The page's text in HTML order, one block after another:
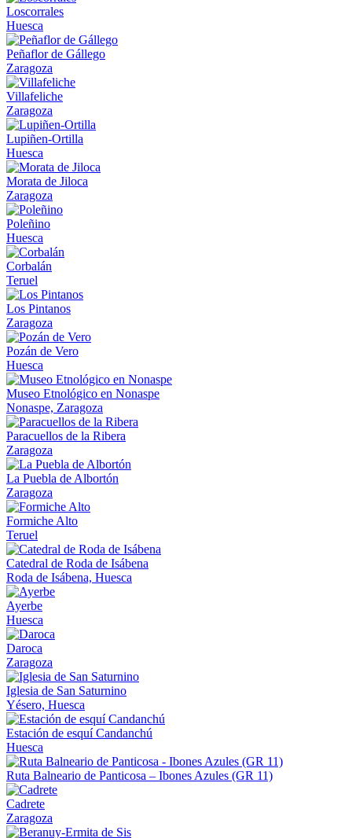
Loscorrales
Huesca
Peñaflor de Gállego
Zaragoza
Villafeliche
Zaragoza
Lupiñen-Ortilla
Huesca
Morata de Jiloca
Zaragoza
Poleñino
Huesca
Corbalán
Teruel
Los Pintanos
Zaragoza
Pozán de Vero
Huesca
Museo Etnológico en Nonaspe
Nonaspe, Zaragoza
Paracuellos de la Ribera
Zaragoza
La Puebla de Albortón
Zaragoza
Formiche Alto
Teruel
Catedral de Roda de Isábena
Roda de Isábena, Huesca
Ayerbe
Huesca
Daroca
Zaragoza
Iglesia de San Saturnino
Yésero, Huesca
Estación de esquí Candanchú
Huesca
Ruta Balneario de Panticosa – Ibones Azules (GR 11)
Cadrete
Zaragoza